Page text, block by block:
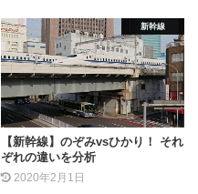
新幹線
【新幹線】のぞみvsひかり！ それ
ぞれの違いを分析
2020年2月1日